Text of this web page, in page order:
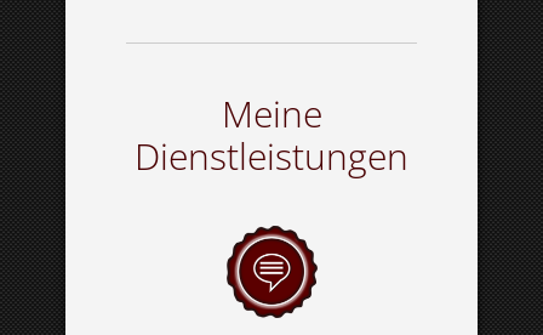
Meine
Dienstleistungen